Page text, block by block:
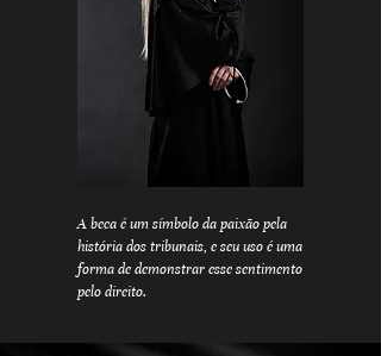
A beca é um símbolo da paixão pela
história dos tribunais, e seu uso é uma
forma de demonstrar esse sentimento
pelo direito.